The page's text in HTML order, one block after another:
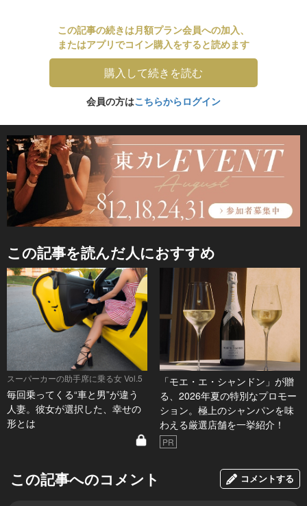
この記事の続きは月額プラン会員への加入、
またはアプリでコイン購入をすると読めます
購入して続きを読む
会員の方はこちらからログイン
この記事を読んだ人におすすめ
スーパーカーの助手席に乗る女 Vol.5
毎回乗ってくる“車と男”が違う
人妻。彼女が選択した、幸せの
形とは
「モエ・エ・シャンドン」が贈
る、2026年夏の特別なプロモー
ション。極上のシャンパンを味
わえる厳選店舗を一挙紹介！
PR
この記事へのコメント コメントする